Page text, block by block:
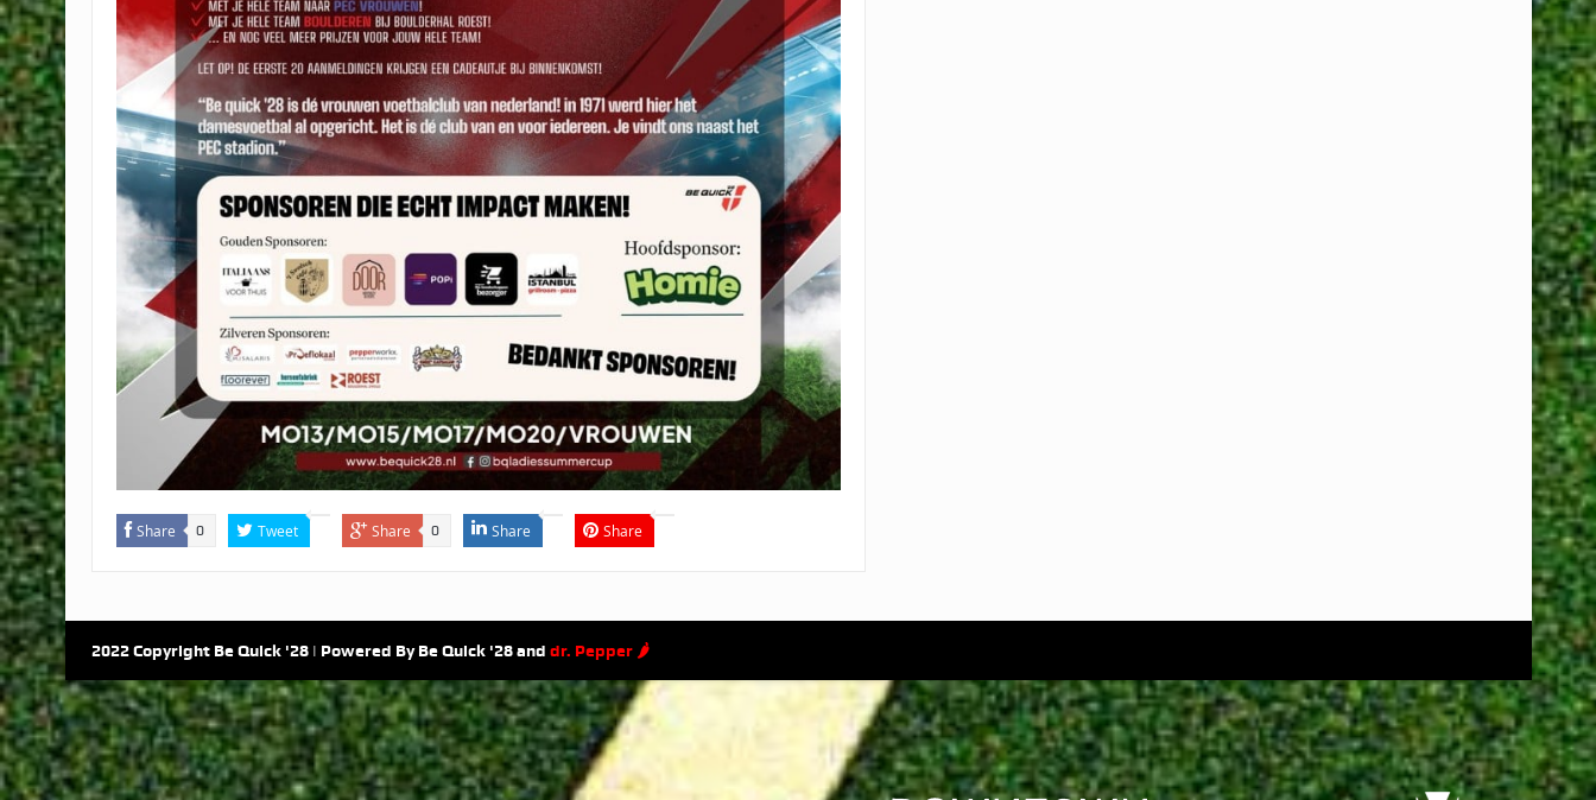
Share 0 Tweet Share 0 Share Share
2022 Copyright Be Quick '28 | Powered By Be Quick '28 and dr. Pepper 🌶
Disclaimer Fout gevonden ? Lidmaatschap Vrijwilligerswerk Contact